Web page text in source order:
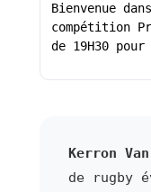
Bienvenue
compétition
de 19H30
Kerron
de rugby